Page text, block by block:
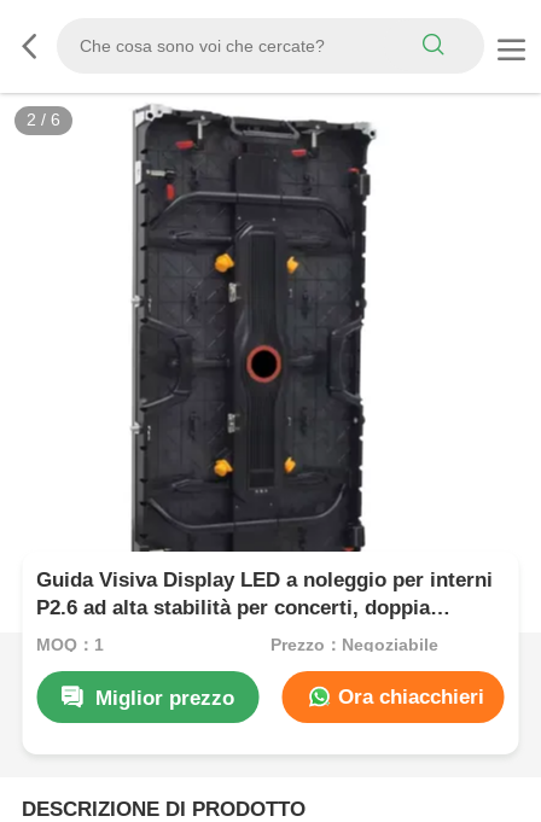
2 / 6
Guida Visiva Display LED a noleggio per interni
P2.6 ad alta stabilità per concerti, doppia
alimentazione di backup 7680Hz CE
MOQ：1 Prezzo：Negoziabile
Miglior prezzo Ora chiacchieri
DESCRIZIONE DI PRODOTTO